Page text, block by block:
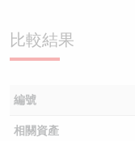
比較結果
編號
相關資產
牛熊證文件及公告 (瑞信)
收市競價變化